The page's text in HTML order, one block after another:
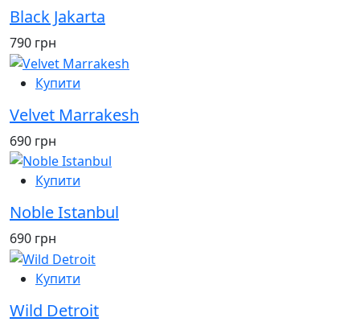
Black Jakarta
790 грн
Купити
Velvet Marrakesh
690 грн
Купити
Noble Istanbul
690 грн
Купити
Wild Detroit